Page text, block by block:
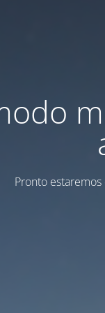
Pronto